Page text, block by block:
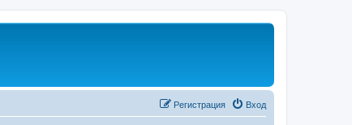
Вход
Регистрация